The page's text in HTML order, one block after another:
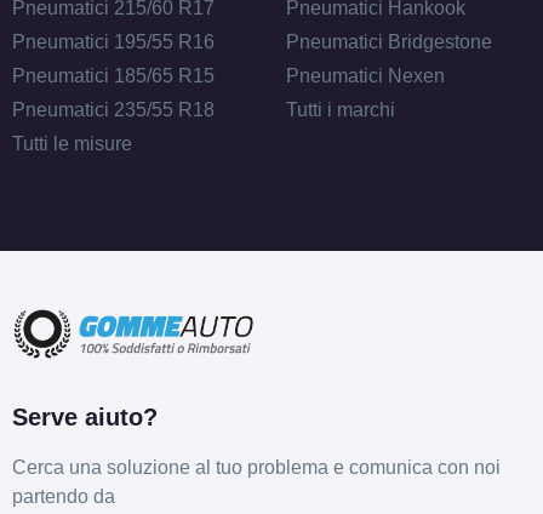
Pneumatici 215/60 R17
Pneumatici 195/55 R16
Pneumatici 185/65 R15
Pneumatici 235/55 R18
Tutti le misure
Pneumatici Hankook
Pneumatici Bridgestone
Pneumatici Nexen
Tutti i marchi
Serve aiuto?
Cerca una soluzione al tuo problema e comunica con noi
partendo da